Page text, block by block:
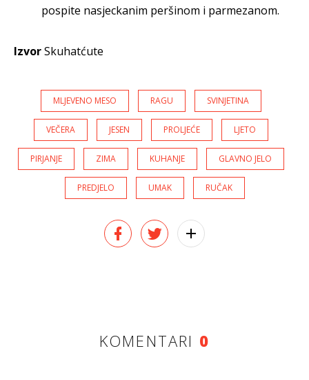
pospite nasjeckanim peršinom i parmezanom.
IzvorSkuhatćute
MLJEVENO MESO RAGU SVINJETINA
VEČERA JESEN PROLJEĆE LJETO
PIRJANJE ZIMA KUHANJE GLAVNO JELO
PREDJELO UMAK RUČAK
KOMENTARI 0